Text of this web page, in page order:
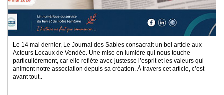
Le 14 mai dernier, Le Journal des Sables consacrait un bel article aux
Acteurs Locaux de Vendée. Une mise en lumière qui nous touche
particulièrement, car elle reflète avec justesse l’esprit et les valeurs qui
animent notre association depuis sa création. À travers cet article, c’est
avant tout..